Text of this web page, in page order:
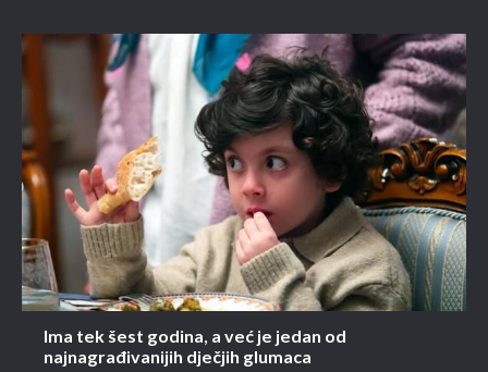
Ima tek šest godina, a već je jedan od
najnagrađivanijih dječjih glumaca